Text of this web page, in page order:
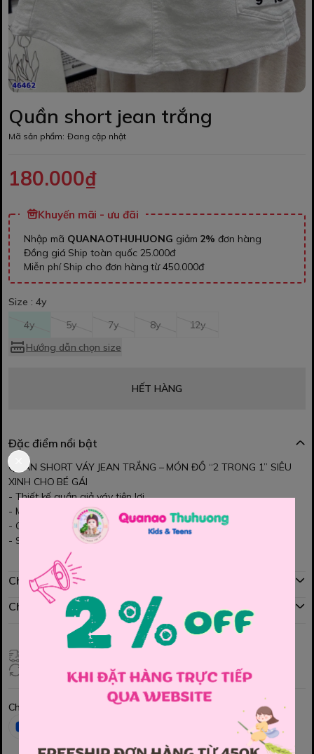
Quần short jean trắng
Mã sản phẩm: Đang cập nhật
180.000₫
Khuyến mãi - ưu đãi
Nhập mã QUANAOTHUHUONG giảm 2% đơn hàng
Đồng giá Ship toàn quốc 25.000đ
Miễn phí Ship cho đơn hàng từ 450.000đ
Size : 4y
4y
5y 7y 8y
12y
Hướng dẫn chọn size
HẾT HÀNG
Đặc điểm nổi bật
QUẦN SHORT VÁY JEAN TRẮNG – MÓN ĐỒ “2 TRONG 1” SIÊU
XINH CHO BÉ GÁI
- Thiết kế quần giả váy tiện lợi
- Màu trắng tinh khôi, điểm nhấn chiếc túi nhỏ được thêu số nổi
- Chất jean mềm, thoải mái
- Size: 110, 120, 130, 140, 150.
Chính sách mua hàng
Chính sách đổi hàng
Đổi hàng 3 ngày (HCM), 7 ngày (Tỉnh)
Chia sẻ